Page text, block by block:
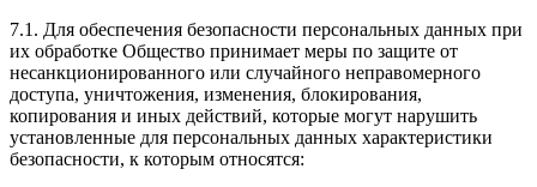
7.1. Для обеспечения безопасности персональных данных при
их обработке Общество принимает меры по защите от
несанкционированного или случайного неправомерного
доступа, уничтожения, изменения, блокирования,
копирования и иных действий, которые могут нарушить
установленные для персональных данных характеристики
безопасности, к которым относятся: